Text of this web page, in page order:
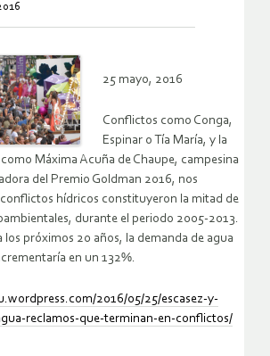
25 mayo, 2016
Conflictos como Conga,
Espinar o Tía María, y la
Máxima Acuña de Chaupe, campesina
del Premio Goldman 2016, nos
hídricos constituyeron la mitad de
durante el periodo 2005-2013.
los próximos 20 años, la demanda de agua
en un 132%.
2016/05/25/escasez-y-
reclamos-que-terminan-en-conflictos/